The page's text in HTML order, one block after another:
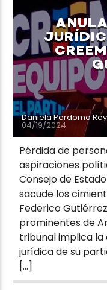
Neiva Estereo
Daniela Perdomo
04/19/2024
Pérdida de
aspiraciones
Consejo de
sacude los
Federico
prominentes de
tribunal implica
jurídica de su
[…]